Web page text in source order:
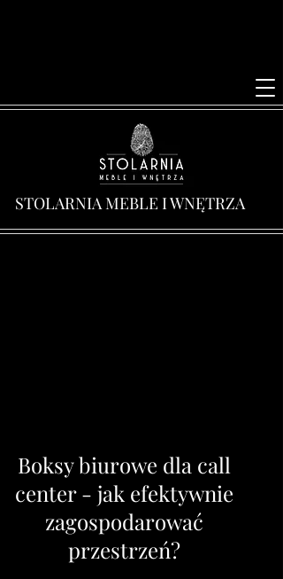
STOLARNIA MEBLE I WNĘTRZA
Boksy biurowe dla call
center - jak efektywnie
zagospodarować
przestrzeń?